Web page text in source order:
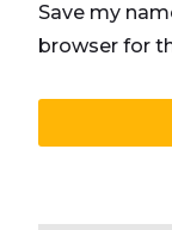
Save my
browser for